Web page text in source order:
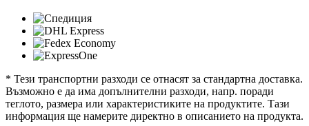
* Тези транспортни разходи се отнасят за стандартна доставка.
Възможно е да има допълнителни разходи, напр. поради
теглото, размера или характеристиките на продуктите. Тази
информация ще намерите директно в описанието на продукта.